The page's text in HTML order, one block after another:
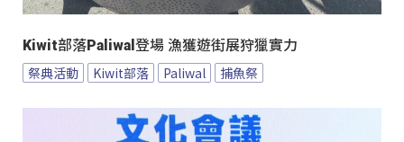
Kiwit部落Paliwal登場 漁獲遊街展狩獵實力
祭典活動 Kiwit部落 Paliwal 捕魚祭